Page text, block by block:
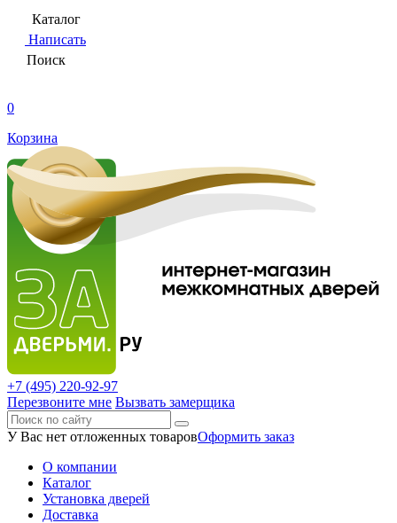
Каталог
Написать
Поиск
0
Корзина
+7 (495) 220-92-97
Перезвоните мне Вызвать замерщика
У Вас нет отложенных товаровОформить заказ
О компании
Каталог
Установка дверей
Доставка